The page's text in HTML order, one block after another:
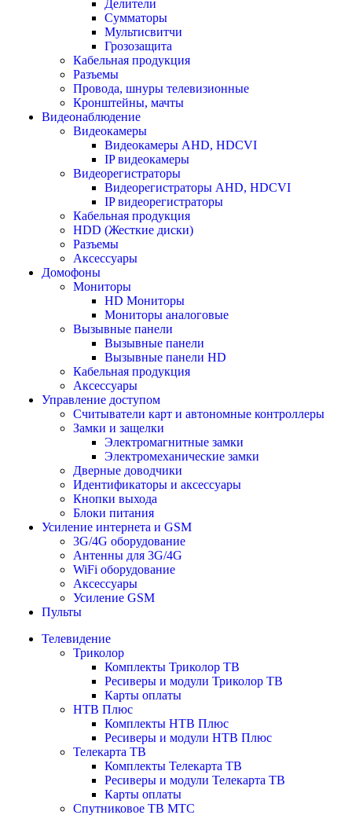
Делители
Сумматоры
Мультисвитчи
Грозозащита
Кабельная продукция
Разъемы
Провода, шнуры телевизионные
Кронштейны, мачты
Видеонаблюдение
Видеокамеры
Видеокамеры AHD, HDCVI
IP видеокамеры
Видеорегистраторы
Видеорегистраторы AHD, HDCVI
IP видеорегистраторы
Кабельная продукция
HDD (Жесткие диски)
Разъемы
Аксессуары
Домофоны
Мониторы
HD Мониторы
Мониторы аналоговые
Вызывные панели
Вызывные панели
Вызывные панели HD
Кабельная продукция
Аксессуары
Управление доступом
Считыватели карт и автономные контроллеры
Замки и защелки
Электромагнитные замки
Электромеханические замки
Дверные доводчики
Идентификаторы и аксессуары
Кнопки выхода
Блоки питания
Усиление интернета и GSM
3G/4G оборудование
Антенны для 3G/4G
WiFi оборудование
Аксессуары
Усиление GSM
Пульты
Телевидение
Триколор
Комплекты Триколор ТВ
Ресиверы и модули Триколор ТВ
Карты оплаты
НТВ Плюс
Комплекты НТВ Плюс
Ресиверы и модули НТВ Плюс
Телекарта ТВ
Комплекты Телекарта ТВ
Ресиверы и модули Телекарта ТВ
Карты оплаты
Спутниковое ТВ МТС